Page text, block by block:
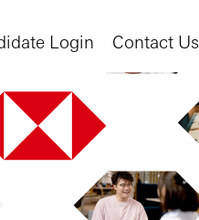
Login Contact Us